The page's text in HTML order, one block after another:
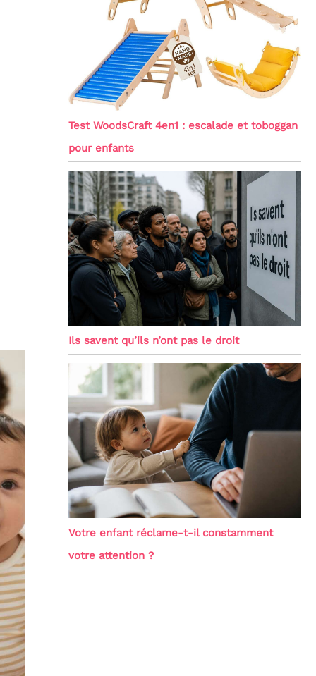
Test WoodsCraft 4en1 : escalade et toboggan
pour enfants
Ils savent qu’ils n’ont pas le droit
Votre enfant réclame-t-il constamment
votre attention ?